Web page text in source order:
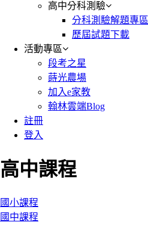
高中分科測驗
分科測驗解題專區
歷屆試題下載
活動專區
段考之星
蒔光農場
加入e家教
翰林雲端Blog
註冊
登入
高中課程
國小課程
國中課程